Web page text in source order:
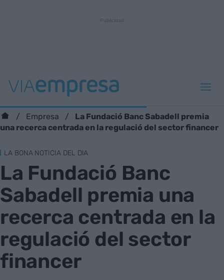
Empresa
La Fundació Banc Sabadell premia
una recerca centrada en la regulació del sector financer
LA BONA NOTICIA DEL DIA
La Fundació Banc
Sabadell premia una
recerca centrada en la
regulació del sector
financer